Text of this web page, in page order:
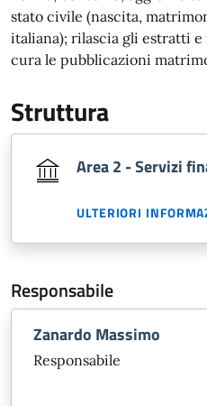
stato civile (nascita,
italiana); rilascia gli estratti
cura le pubblicazioni
Struttura
Area 2 - Servizi
ULTERIORI
Responsabile
Zanardo Massimo
Responsabile